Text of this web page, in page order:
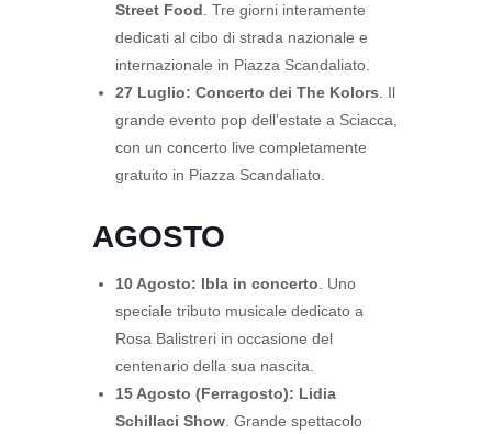
Street Food . Tre giorni interamente
dedicati al cibo di strada nazionale e
internazionale in Piazza Scandaliato.
27 Luglio: Concerto dei The Kolors . Il
grande evento pop dell’estate a Sciacca,
con un concerto live completamente
gratuito in Piazza Scandaliato.
AGOSTO
10 Agosto: Ibla in concerto . Uno
speciale tributo musicale dedicato a
Rosa Balistreri in occasione del
centenario della sua nascita.
15 Agosto (Ferragosto): Lidia
Schillaci Show . Grande spettacolo